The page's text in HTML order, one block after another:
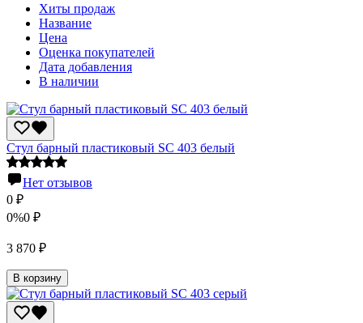
Хиты продаж
Название
Цена
Оценка покупателей
Дата добавления
В наличии
Стул барный пластиковый SC 403 белый
Нет отзывов
0 ₽
0%0 ₽
3 870 ₽
В корзину